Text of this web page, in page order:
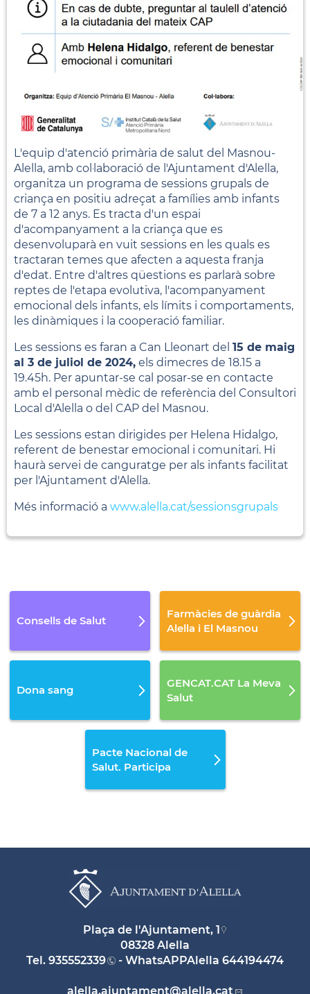
L'equip d'atenció primària de salut del Masnou-
Alella, amb col·laboració de l'Ajuntament d'Alella,
organitza un programa de sessions grupals de
criança en positiu adreçat a famílies amb infants
de 7 a 12 anys. Es tracta d'un espai
d'acompanyament a la criança que es
desenvoluparà en vuit sessions en les quals es
tractaran temes que afecten a aquesta franja
d'edat. Entre d'altres qüestions es parlarà sobre
reptes de l'etapa evolutiva, l'acompanyament
emocional dels infants, els límits i comportaments,
les dinàmiques i la cooperació familiar.
Les sessions es faran a Can Lleonart del 15 de maig
al 3 de juliol de 2024, els dimecres de 18.15 a
19.45h. Per apuntar-se cal posar-se en contacte
amb el personal mèdic de referència del Consultori
Local d'Alella o del CAP del Masnou.
Les sessions estan dirigides per Helena Hidalgo,
referent de benestar emocional i comunitari. Hi
haurà servei de canguratge per als infants facilitat
per l'Ajuntament d'Alella.
Més informació a www.alella.cat/sessionsgrupals
Consells de Salut
Farmàcies de guàrdia
Alella i El Masnou
Dona sang
GENCAT.CAT La Meva
Salut
Pacte Nacional de
Salut. Participa
Plaça de l'Ajuntament, 1
08328 Alella
Tel. 935552339 - WhatsAPPAlella 644194474
alella.ajuntament@alella.cat